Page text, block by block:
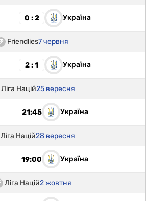
0 : 2 Україна
Friendlies7 червня
2 : 1 Україна
Ліга Націй25 вересня
21:45 Україна
Ліга Націй28 вересня
19:00 Україна
Ліга Націй2 жовтня